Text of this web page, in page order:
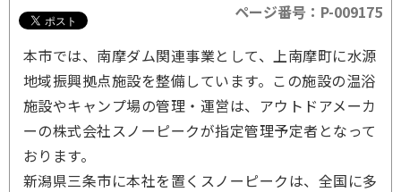
ページ番号：P-009175
本市では、南摩ダム関連事業として、上南摩町に水源
地域振興拠点施設を整備しています。この施設の温浴
施設やキャンプ場の管理・運営は、アウトドアメーカ
ーの株式会社スノーピークが指定管理予定者となって
おります。
新潟県三条市に本社を置くスノーピークは、全国に多